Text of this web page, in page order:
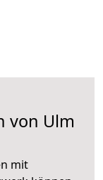
von Ulm
mit